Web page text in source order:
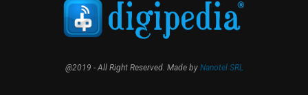
@2019 - All Right Reserved. Made by Nanotel SRL